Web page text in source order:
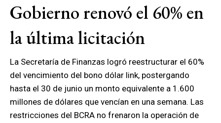
Gobierno renovó el 60% en
la última licitación
La Secretaría de Finanzas logró reestructurar el 60%
del vencimiento del bono dólar link, postergando
hasta el 30 de junio un monto equivalente a 1.600
millones de dólares que vencían en una semana. Las
restricciones del BCRA no frenaron la operación de